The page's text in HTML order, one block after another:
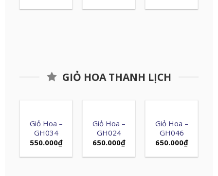
GIỎ HOA THANH LỊCH
Giỏ Hoa –
GH034
550.000₫
Giỏ Hoa –
GH024
650.000₫
Giỏ Hoa –
GH046
650.000₫